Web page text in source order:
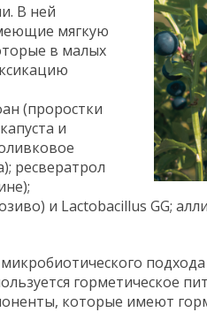
В ней
мягкую
в малых
(проростки
и
ресвератрол
и Lactobacillus GG;
горметическое
которые имеют